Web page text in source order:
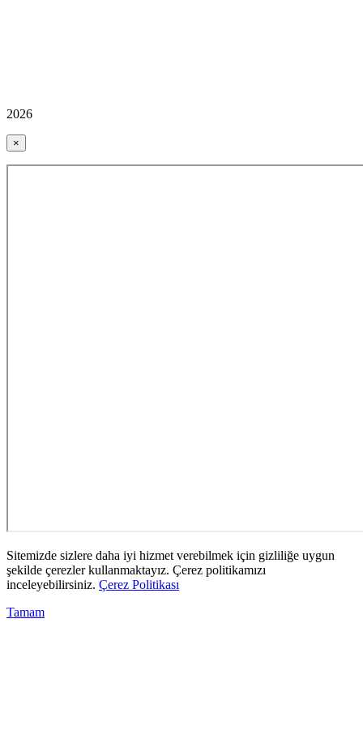
2026
×
Sitemizde sizlere daha iyi hizmet verebilmek için gizliliğe uygun
şekilde çerezler kullanmaktayız. Çerez politikamızı
inceleyebilirsiniz. Çerez Politikası
Tamam